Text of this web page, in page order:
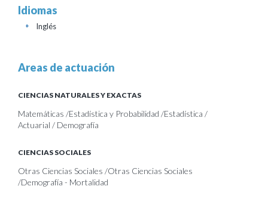
Idiomas
Inglés
+
Areas de actuación
CIENCIAS NATURALES Y EXACTAS
Matemáticas /Estadística y Probabilidad /Estadística /
Actuarial / Demografía
CIENCIAS SOCIALES
Otras Ciencias Sociales /Otras Ciencias Sociales
/Demografía - Mortalidad